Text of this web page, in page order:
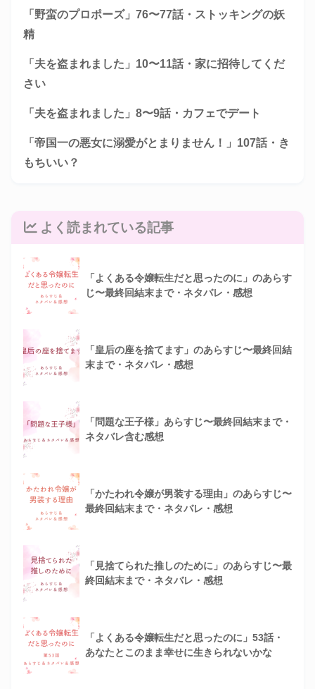
「野蛮のプロポーズ」76〜77話・ストッキングの妖
精
「夫を盗まれました」10〜11話・家に招待してくだ
さい
「夫を盗まれました」8〜9話・カフェでデート
「帝国一の悪女に溺愛がとまりません！」107話・き
もちいい？
よく読まれている記事
「よくある令嬢転生だと思ったのに」のあらす
じ〜最終回結末まで・ネタバレ・感想
「皇后の座を捨てます」のあらすじ〜最終回結
末まで・ネタバレ・感想
「問題な王子様」あらすじ〜最終回結末まで・
ネタバレ含む感想
「かたわれ令嬢が男装する理由」のあらすじ〜
最終回結末まで・ネタバレ・感想
「見捨てられた推しのために」のあらすじ〜最
終回結末まで・ネタバレ・感想
「よくある令嬢転生だと思ったのに」53話・
あなたとこのまま幸せに生きられないかな